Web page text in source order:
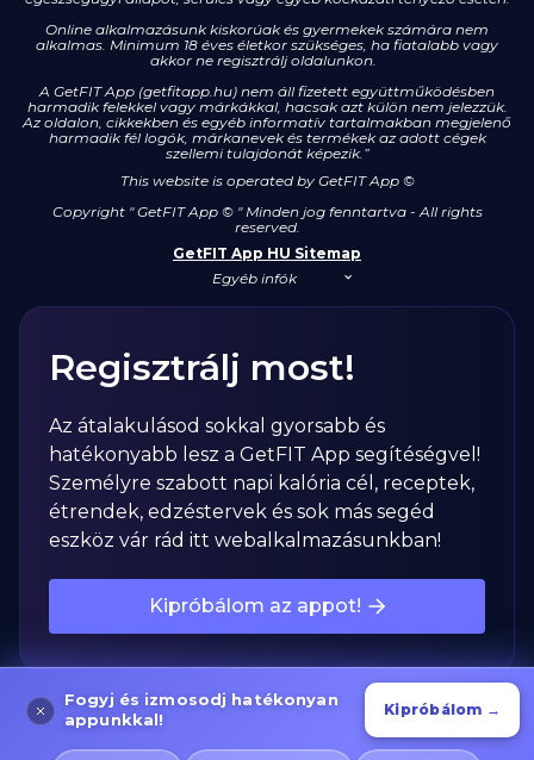
Fogyj és izmosodj hatékonyan
appunkkal!
Kipróbálom →
Online alkalmazásunk kiskorúak és gyermekek számára nem
alkalmas. Minimum 18 éves életkor szükséges, ha fiatalabb vagy
akkor ne regisztrálj oldalunkon.
A GetFIT App (getfitapp.hu) nem áll fizetett együttműködésben
harmadik felekkel vagy márkákkal, hacsak azt külön nem jelezzük.
Az oldalon, cikkekben és egyéb informatív tartalmakban megjelenő
harmadik fél logók, márkanevek és termékek az adott cégek
szellemi tulajdonát képezik.”
This website is operated by GetFIT App ©
Copyright " GetFIT App © " Minden jog fenntartva - All rights
reserved.
GetFIT App HU Sitemap
Egyéb infók
Regisztrálj most!
Az átalakulásod sokkal gyorsabb és
hatékonyabb lesz a GetFIT App segítéségvel!
Személyre szabott napi kalória cél, receptek,
étrendek, edzéstervek és sok más segéd
eszköz vár rád itt webalkalmazásunkban!
Kipróbálom az appot!